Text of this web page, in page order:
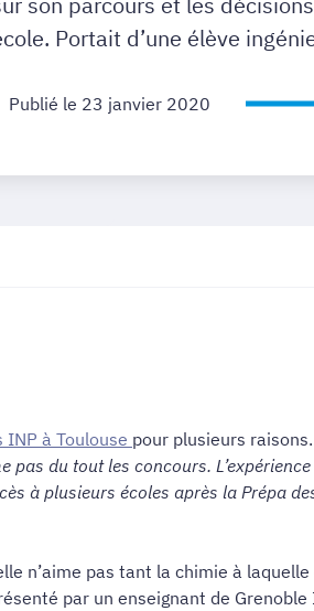
Portait d’une élève
Publié le 23 janvier 2020
INP à Toulouse pour plusieurs
pas du tout les concours.
à plusieurs écoles après la Prépa
n’aime pas tant la chimie à
par un enseignant de Grenoble